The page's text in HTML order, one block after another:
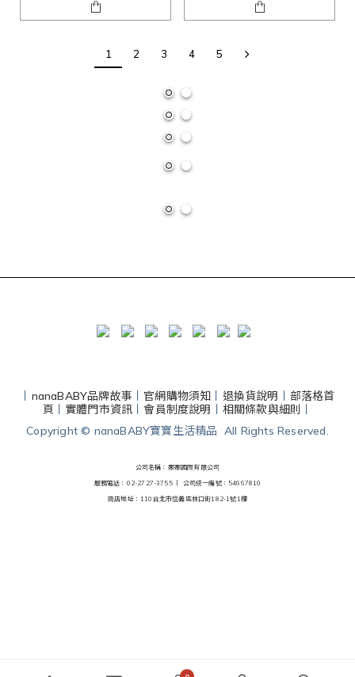
1 2 3 4 5
nanaBABY品牌故事 官網購物須知 退換貨說明
部落格首
頁
實體門市資訊 丨會員制度說明 相關條款與細則
Copyright © nanaBABY寶寶生活精品 All Rights Reserved.
公司名稱：娜娜國際有限公司
服務電話：02-2727-3755 丨 公司統一編號：54667810
商店地址：110台北市信義區林口街182-1號1樓